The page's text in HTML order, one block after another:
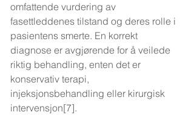
omfattende vurdering av
fasettleddenes tilstand og deres rolle i
pasientens smerte. En korrekt
diagnose er avgjørende for å veilede
riktig behandling, enten det er
konservativ terapi,
injeksjonsbehandling eller kirurgisk
intervensjon[7].